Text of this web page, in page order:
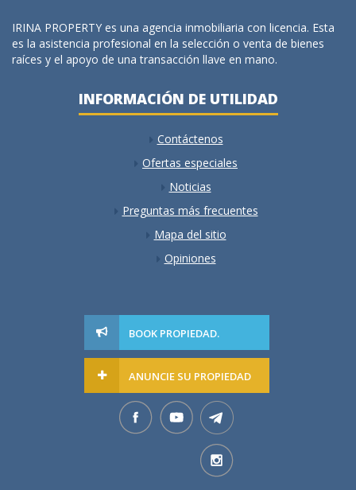
IRINA PROPERTY es una agencia inmobiliaria con licencia. Esta
es la asistencia profesional en la selección o venta de bienes
raíces y el apoyo de una transacción llave en mano.
INFORMACIÓN DE UTILIDAD
Contáctenos
Ofertas especiales
Noticias
Preguntas más frecuentes
Mapa del sitio
Opiniones
BOOK PROPIEDAD.
ANUNCIE SU PROPIEDAD